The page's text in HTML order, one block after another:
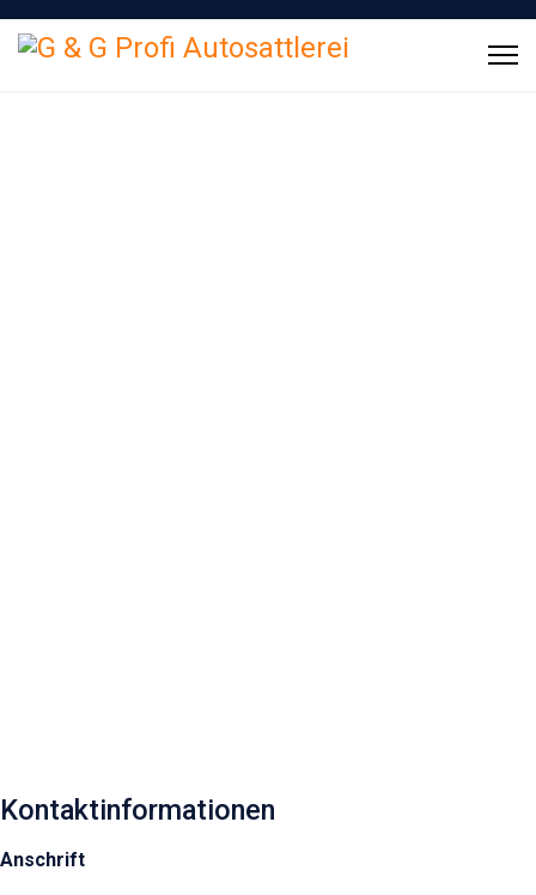
Kontaktinformationen
Anschrift